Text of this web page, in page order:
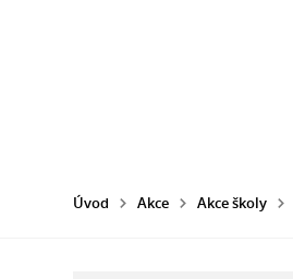
Úvod Akce Akce školy